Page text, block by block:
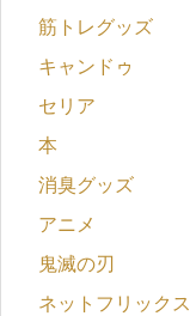
筋トレグッズ
キャンドゥ
セリア
本
消臭グッズ
アニメ
鬼滅の刃
ネットフリックス